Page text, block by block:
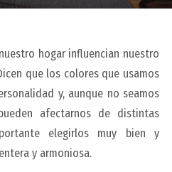
hogar influencian nuestro
que los colores que usamos
y, aunque no seamos
afectarnos de distintas
elegirlos muy bien y
y armoniosa.